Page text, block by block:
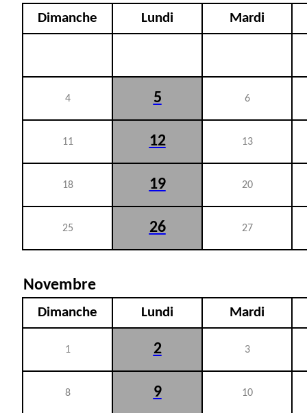
Dimanche Lundi Mardi
4 5 6
11 12 13
18 19 20
25 26 27
Novembre
Dimanche Lundi Mardi
1 2 3
8 9 10